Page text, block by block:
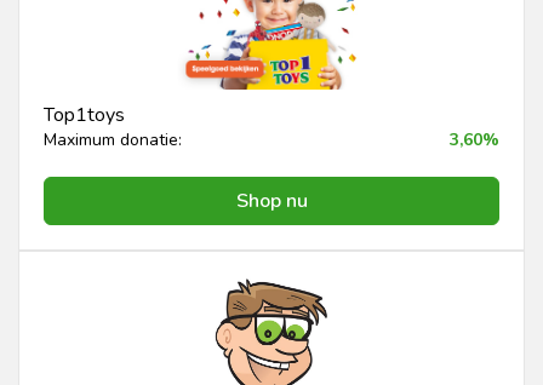
Top1toys
Maximum donatie: 3,60%
Shop nu